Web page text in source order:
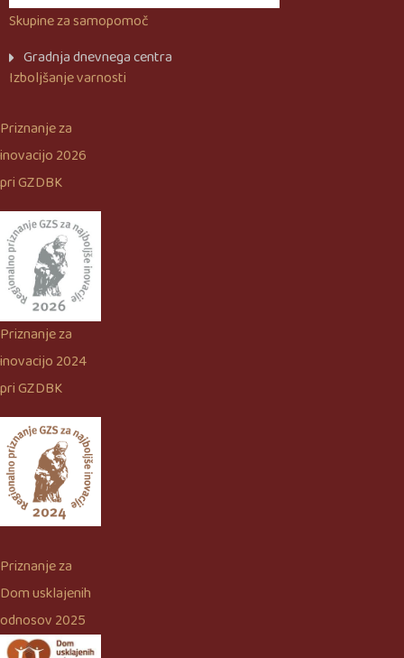
Skupine za samopomoč
Gradnja dnevnega centra
Izboljšanje varnosti
Priznanje za
inovacijo 2026
pri GZDBK
Priznanje za
inovacijo 2024
pri GZDBK
Priznanje za
Dom usklajenih
odnosov 2025